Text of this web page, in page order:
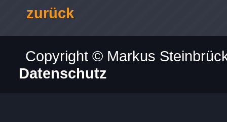
zurück
Copyright © Markus
Datenschutz